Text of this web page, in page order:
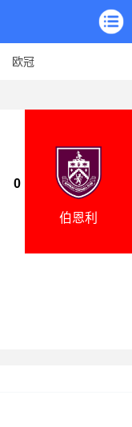
欧冠
0
伯恩利